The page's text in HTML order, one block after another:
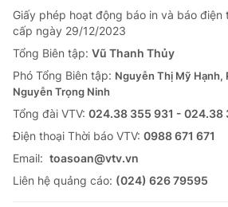
Giấy phép hoạt động báo in và báo điện
cấp ngày 29/12/2023
Tổng Biên tập: Vũ Thanh Thủy
Phó Tổng Biên tập: Nguyễn Thị Mỹ Hạnh,
Nguyễn Trọng Ninh
Tổng đài VTV: 024.38 355 931 - 024.38
Ðiện thoại Thời báo VTV: 0988 671 671
Email: toasoan@vtv.vn
Liên hệ quảng cáo: (024) 626 79595